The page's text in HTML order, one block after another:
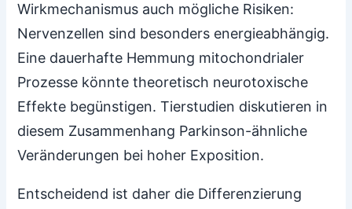
Wirkmechanismus auch mögliche Risiken:
Nervenzellen sind besonders energieabhängig.
Eine dauerhafte Hemmung mitochondrialer
Prozesse könnte theoretisch neurotoxische
Effekte begünstigen. Tierstudien diskutieren in
diesem Zusammenhang Parkinson-ähnliche
Veränderungen bei hoher Exposition.
Entscheidend ist daher die Differenzierung